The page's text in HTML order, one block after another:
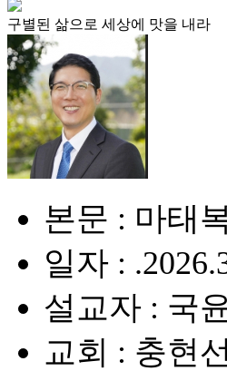
구별된 삶으로 세상에 맛을 내라
본문 : 마태
일자 :
설교자 : 국
교회 : 충현